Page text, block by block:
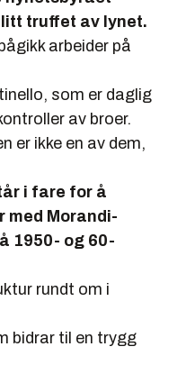
truffet av lynet.
arbeider på
som er daglig
av broer.
er ikke en av dem,
i fare for å
med Morandi-
1950- og 60-
rundt om i
bidrar til en trygg